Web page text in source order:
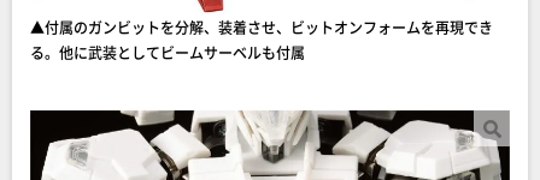
▲付属のガンビットを分解、装着させ、ビットオンフォームを再現でき
る。他に武装としてビームサーベルも付属